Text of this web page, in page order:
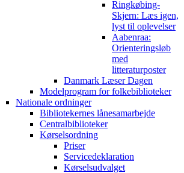
Ringkøbing-
Skjern: Læs igen,
lyst til oplevelser
Aabenraa:
Orienteringsløb
med
litteraturposter
Danmark Læser Dagen
Modelprogram for folkebiblioteker
Nationale ordninger
Bibliotekernes lånesamarbejde
Centralbiblioteker
Kørselsordning
Priser
Servicedeklaration
Kørselsudvalget